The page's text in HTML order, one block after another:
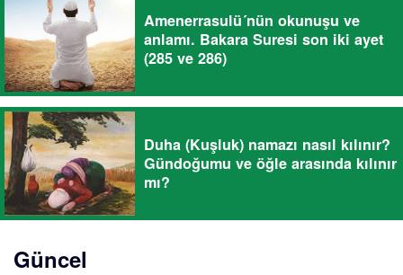
Amenerrasulü´nün okunuşu ve
anlamı. Bakara Suresi son iki ayet
(285 ve 286)
Duha (Kuşluk) namazı nasıl kılınır?
Gündoğumu ve öğle arasında kılınır
mı?
Güncel